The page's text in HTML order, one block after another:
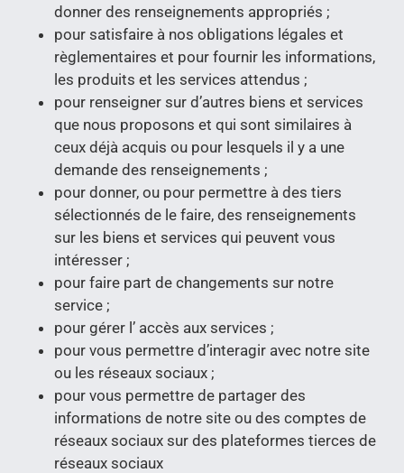
donner des renseignements appropriés ;
pour satisfaire à nos obligations légales et
règlementaires et pour fournir les informations,
les produits et les services attendus ;
pour renseigner sur d’autres biens et services
que nous proposons et qui sont similaires à
ceux déjà acquis ou pour lesquels il y a une
demande des renseignements ;
pour donner, ou pour permettre à des tiers
sélectionnés de le faire, des renseignements
sur les biens et services qui peuvent vous
intéresser ;
pour faire part de changements sur notre
service ;
pour gérer l’ accès aux services ;
pour vous permettre d’interagir avec notre site
ou les réseaux sociaux ;
pour vous permettre de partager des
informations de notre site ou des comptes de
réseaux sociaux sur des plateformes tierces de
réseaux sociaux